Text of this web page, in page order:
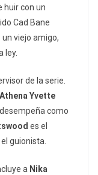
huir con un
Cad Bane
viejo amigo,
ley.
de la serie.
Athena Yvette
como
es el
guionista.
a Nika